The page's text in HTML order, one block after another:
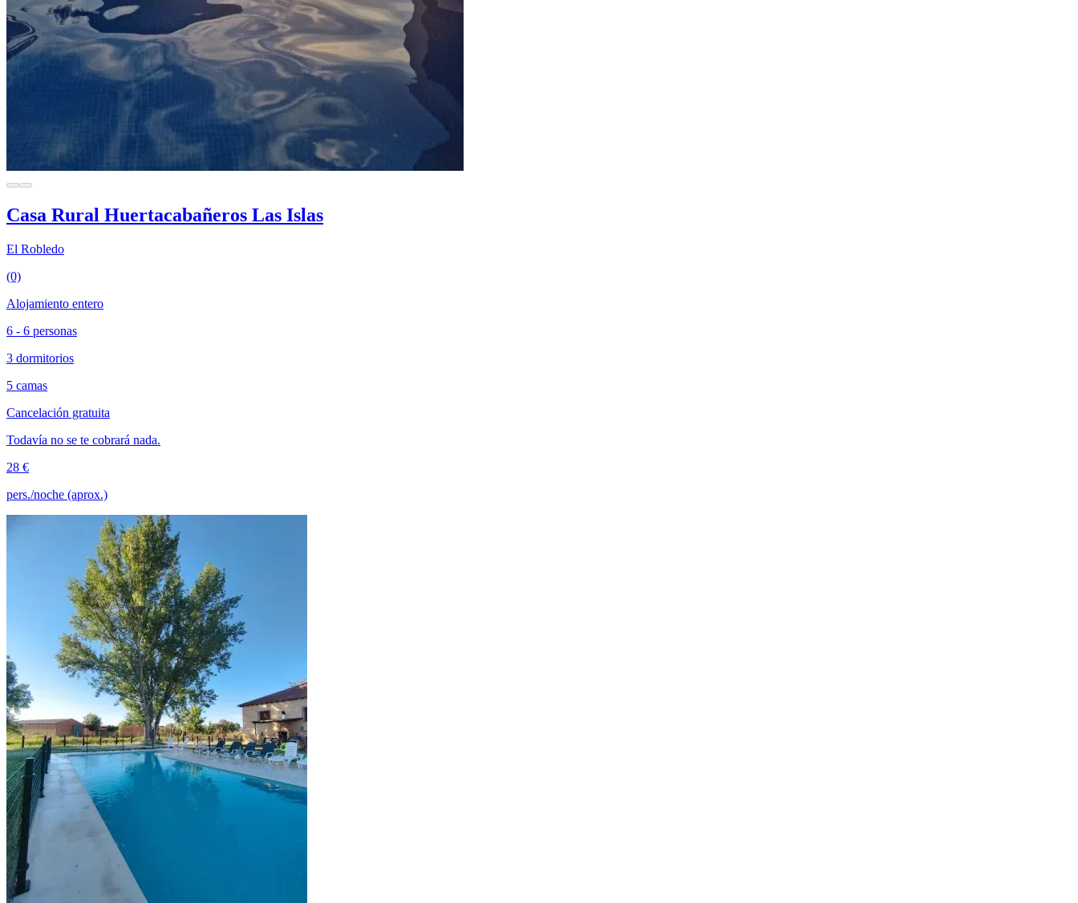
Casa Rural Huertacabañeros Las Islas
El Robledo
(0)
Alojamiento entero
6 - 6 personas
3 dormitorios
5 camas
Cancelación gratuita
Todavía no se te cobrará nada.
28 €
pers./noche (aprox.)